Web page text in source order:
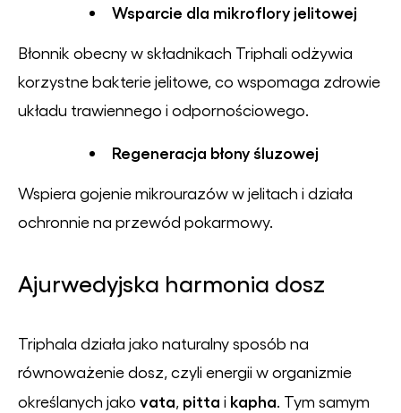
Wsparcie dla mikroflory jelitowej
Błonnik obecny w składnikach Triphali odżywia
korzystne bakterie jelitowe, co wspomaga zdrowie
układu trawiennego i odpornościowego.
Regeneracja błony śluzowej
Wspiera gojenie mikrourazów w jelitach i działa
ochronnie na przewód pokarmowy.
Ajurwedyjska harmonia dosz
Triphala działa jako naturalny sposób na
równoważenie dosz, czyli energii w organizmie
określanych jako vata pitta i kapha . Tym samym